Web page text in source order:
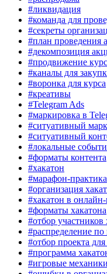
#ликвидация
#команда для
#секреты
#план проведения
#декомпозиция
#продвижение
#каналы для
#воронка для курса
#креативы
#Telegram Ads
#маркировка в
#ситуативный
#ситуативный
#локальные
#форматы контента
#хакатон
#марафон-практика
#организация
#хакатон в онлайн-
#форматы хакатона
#отбор участников
#распределение
#отбор проекта для
#программа
#игровые механики